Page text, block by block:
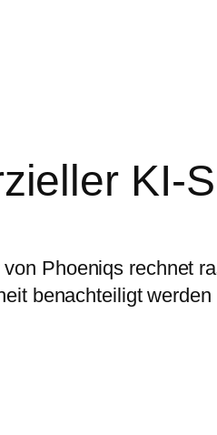
KI-
Phoeniqs rechnet
benachteiligt werden